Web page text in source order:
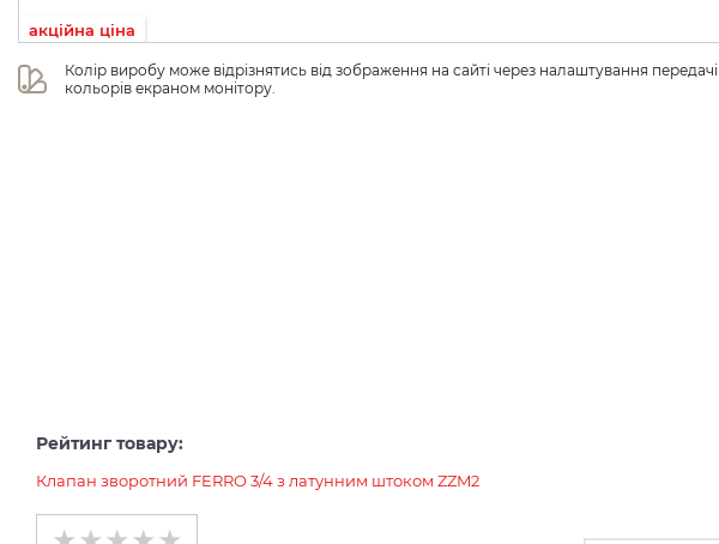
акційна ціна
Колір виробу може відрізнятись від зображення на сайті через налаштування передачі
кольорів екраном монітору.
Рейтинг товару:
Клапан зворотний FERRO 3/4 з латунним штоком ZZM2